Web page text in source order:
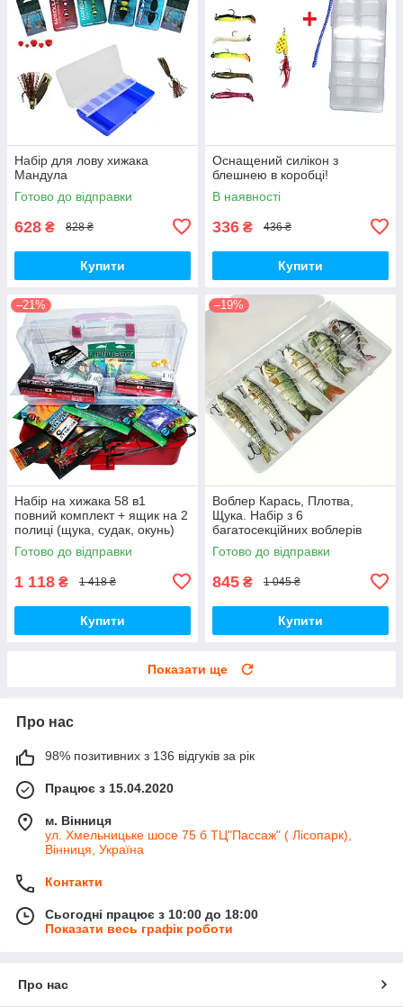
Набір для лову хижака
Мандула
Готово до відправки
628 ₴ 828 ₴
Купити
Оснащений силікон з
блешнею в коробці!
В наявності
336 ₴ 436 ₴
Купити
–21%
Набір на хижака 58 в1
повний комплект + ящик на 2
полиці (щука, судак, окунь)
Готово до відправки
1 118 ₴ 1 418 ₴
Купити
–19%
Воблер Карась, Плотва,
Щука. Набір з 6
багатосекційних воблерів
Готово до відправки
845 ₴ 1 045 ₴
Купити
Показати ще
Про нас
98% позитивних з 136 відгуків за рік
Працює з 15.04.2020
м. Вінниця
ул. Хмельницьке шосе 75 б ТЦ"Пассаж" ( Лісопарк),
Вінниця, Україна
Контакти
Сьогодні працює з 10:00 до 18:00
Показати весь графік роботи
Про нас